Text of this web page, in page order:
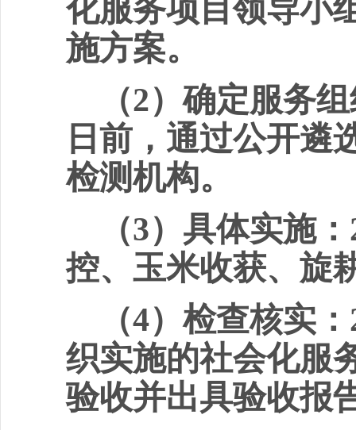
化服务项目领导小
施方案。
（2）确定服务
日前，通过公开遴
检测机构。
（3）具体实施：
控、 玉米收获、旋
（4）检查核实：
织实施的社会化服
验收并出具验收报